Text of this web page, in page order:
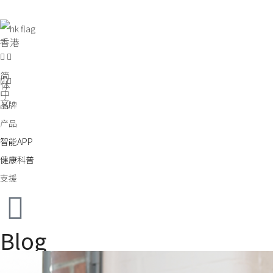
香港
简
体
中
文
品牌
产品
智能APP
健康科普
支援
Blog